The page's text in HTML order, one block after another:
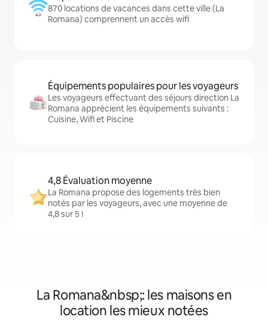
870 locations de vacances dans cette ville (La
Romana) comprennent un accès wifi
Équipements populaires pour les voyageurs
Les voyageurs effectuant des séjours direction La
Romana apprécient les équipements suivants :
Cuisine, Wifi et Piscine
4,8 Évaluation moyenne
La Romana propose des logements très bien
notés par les voyageurs, avec une moyenne de
4,8 sur 5 !
La Romana&nbsp;: les maisons en
location les mieux notées